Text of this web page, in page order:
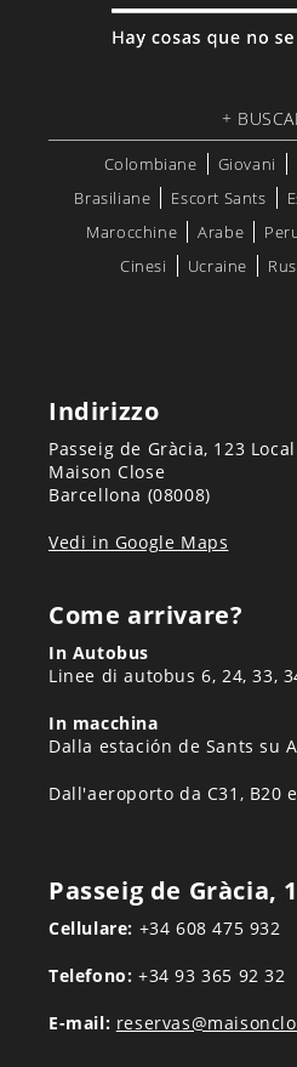
+
Colombiane Giovani
Brasiliane
Escort Sants
Marocchine
Arabe
Cinesi
Ucraine
Indirizzo
Passeig de Gràcia, 123 Local
Maison Close
Barcellona (08008)
Vedi in Google Maps
Come arrivare?
In Autobus
Linee di autobus 6, 24, 33,
In macchina
Dalla estación de Sants su
Dall'aeroporto da C31, B20
Passeig de Gràcia,
Cellulare: +34 608 475 932
Telefono: +34 93 365 92 32
E-mail: